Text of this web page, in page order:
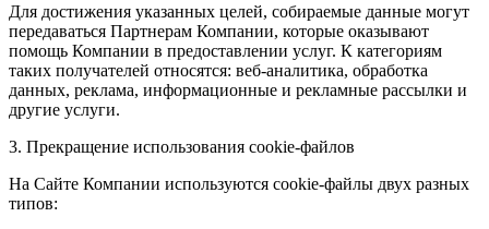
Для достижения указанных целей, собираемые данные могут
передаваться Партнерам Компании, которые оказывают
помощь Компании в предоставлении услуг. К категориям
таких получателей относятся: веб-аналитика, обработка
данных, реклама, информационные и рекламные рассылки и
другие услуги.
3. Прекращение использования cookie-файлов
На Сайте Компании используются cookie-файлы двух разных
типов: